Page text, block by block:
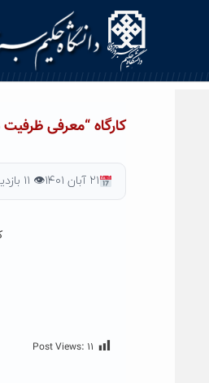
کارگاه “معرفی
۲۱ آبان ۱۴۰۱ 👁 ۱۱ بازدید
Post Views: ۱۱